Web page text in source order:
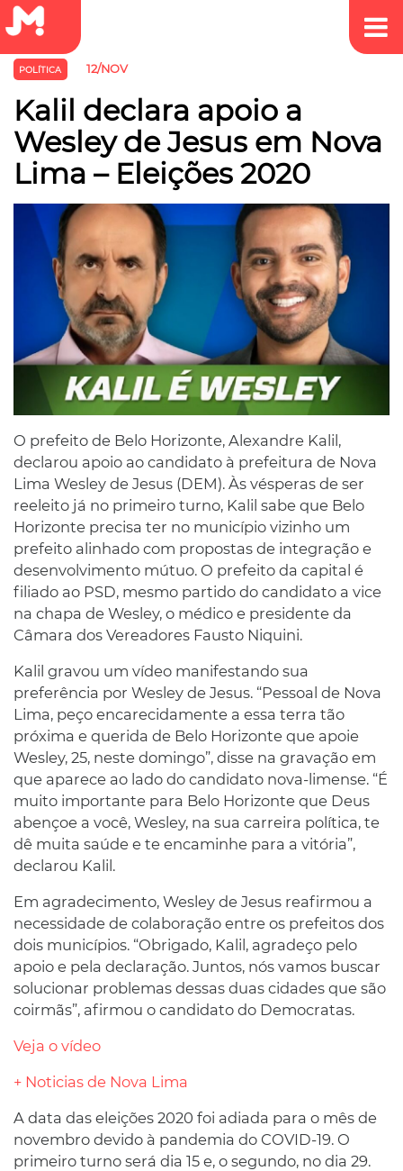
POLÍTICA 12/NOV
Kalil declara apoio a
Wesley de Jesus em Nova
Lima – Eleições 2020
O prefeito de Belo Horizonte, Alexandre Kalil,
declarou apoio ao candidato à prefeitura de Nova
Lima Wesley de Jesus (DEM). Às vésperas de ser
reeleito já no primeiro turno, Kalil sabe que Belo
Horizonte precisa ter no município vizinho um
prefeito alinhado com propostas de integração e
desenvolvimento mútuo. O prefeito da capital é
filiado ao PSD, mesmo partido do candidato a vice
na chapa de Wesley, o médico e presidente da
Câmara dos Vereadores Fausto Niquini.
Kalil gravou um vídeo manifestando sua
preferência por Wesley de Jesus. “Pessoal de Nova
Lima, peço encarecidamente a essa terra tão
próxima e querida de Belo Horizonte que apoie
Wesley, 25, neste domingo”, disse na gravação em
que aparece ao lado do candidato nova-limense. “É
muito importante para Belo Horizonte que Deus
abençoe a você, Wesley, na sua carreira política, te
dê muita saúde e te encaminhe para a vitória”,
declarou Kalil.
Em agradecimento, Wesley de Jesus reafirmou a
necessidade de colaboração entre os prefeitos dos
dois municípios. “Obrigado, Kalil, agradeço pelo
apoio e pela declaração. Juntos, nós vamos buscar
solucionar problemas dessas duas cidades que são
coirmãs”, afirmou o candidato do Democratas.
Veja o vídeo
+ Noticias de Nova Lima
A data das eleições 2020 foi adiada para o mês de
novembro devido à pandemia do COVID-19. O
primeiro turno será dia 15 e, o segundo, no dia 29.